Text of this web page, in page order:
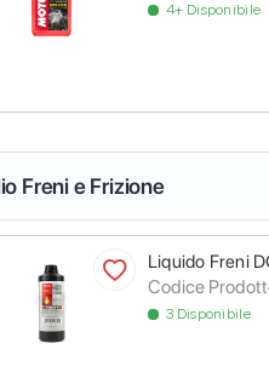
4+ Disponibile
Freni e Frizione
Liquido Freni
Codice
3 Disponibile